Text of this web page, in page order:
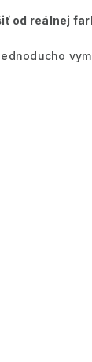
od reálnej